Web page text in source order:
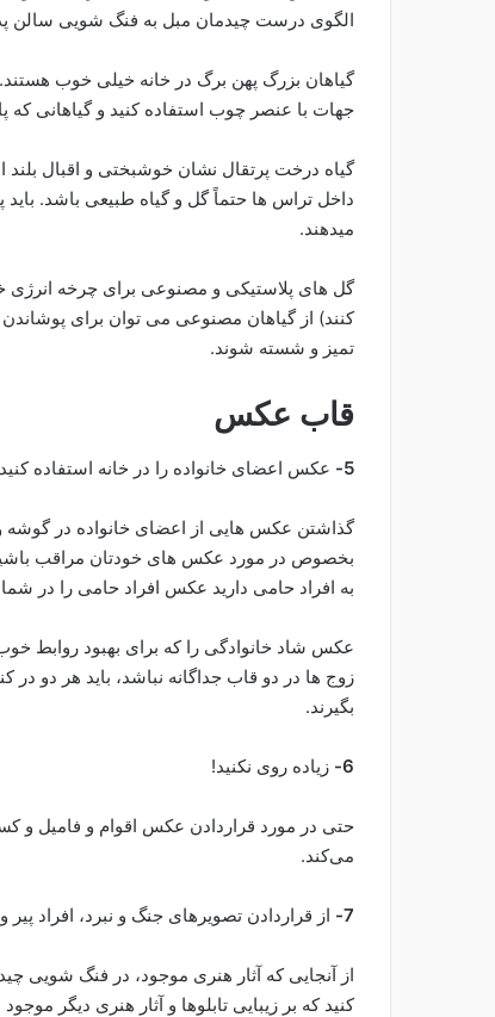
الگوی درست چیدمان مبل به فنگ شویی سالن
گیاهان بزرگ پهن برگ در خانه خیلی خوب هستند.
جهات با عنصر چوب استفاده کنید و گیاهانی که
گیاه درخت پرتقال نشان خوشبختی و اقبال
داخل تراس ها حتماً گل و گیاه طبیعی باشد. باید
میدهند.
گل های پلاستیکی و مصنوعی برای چرخه انرژی
کنند) از گیاهان مصنوعی می توان برای
تمیز و شسته شوند.
قاب عکس
5- عکس اعضای خانواده را در خانه استفاده
گذاشتن عکس هایی از اعضای خانواده در گوشه و
بخصوص در مورد عکس های خودتان مراقب باشید
به افراد حامی دارید عکس افراد حامی را در
عکس شاد خانوادگی را که برای بهبود روابط
زوج ها در دو قاب جداگانه نباشد، باید هر دو در
بگیرند.
6- زیاده روی نکنید!
حتی در مورد قراردادن عکس اقوام و فامیل و
می‌کند.
7- از قراردادن تصویر‌های جنگ و نبرد، افراد
از آنجایی که آثار هنری موجود، در فنگ
کنید که بر زیبایی تابلوها و آثار هنری دیگر